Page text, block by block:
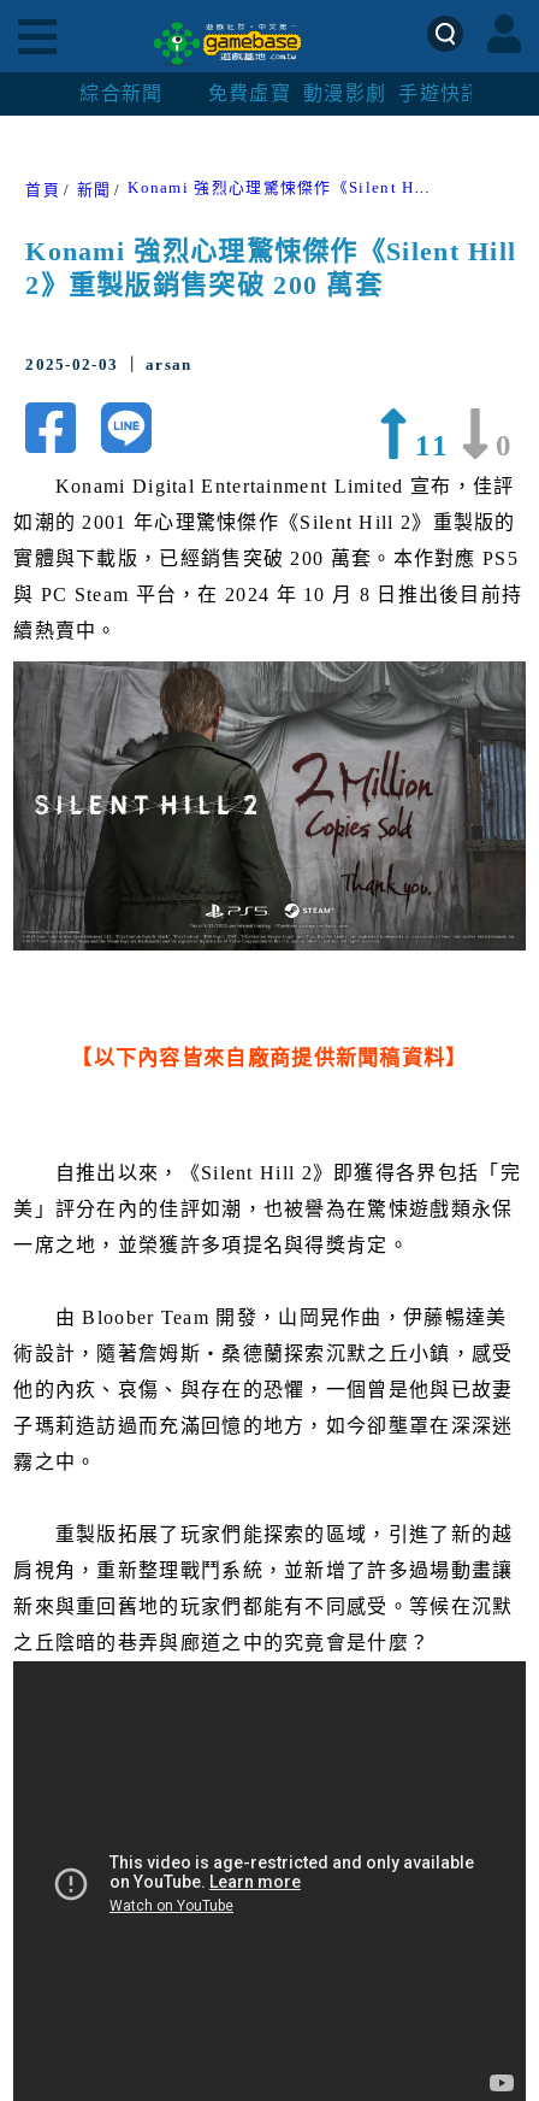
綜合新聞 免費虛寶 動漫影劇 手遊快訊
首頁 新聞 Konami 強烈心理驚悚傑作《Silent Hill 2》重製版銷售突破 200 萬套
Konami 強烈心理驚悚傑作《Silent Hill
2》重製版銷售突破 200 萬套
2025-02-03 ｜ arsan
11 0
Konami Digital Entertainment Limited 宣布，佳評
如潮的 2001 年心理驚悚傑作《Silent Hill 2》重製版的
實體與下載版，已經銷售突破 200 萬套。本作對應 PS5
與 PC Steam 平台，在 2024 年 10 月 8 日推出後目前持
續熱賣中。
【以下內容皆來自廠商提供新聞稿資料】
自推出以來，《Silent Hill 2》即獲得各界包括「完
美」評分在內的佳評如潮，也被譽為在驚悚遊戲類永保
一席之地，並榮獲許多項提名與得獎肯定。
由 Bloober Team 開發，山岡晃作曲，伊藤暢達美
術設計，隨著詹姆斯・桑德蘭探索沉默之丘小鎮，感受
他的內疚、哀傷、與存在的恐懼，一個曾是他與已故妻
子瑪莉造訪過而充滿回憶的地方，如今卻壟罩在深深迷
霧之中。
重製版拓展了玩家們能探索的區域，引進了新的越
肩視角，重新整理戰鬥系統，並新增了許多過場動畫讓
新來與重回舊地的玩家們都能有不同感受。等候在沉默
之丘陰暗的巷弄與廊道之中的究竟會是什麼？